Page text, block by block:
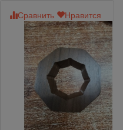
Сравнить Нравится